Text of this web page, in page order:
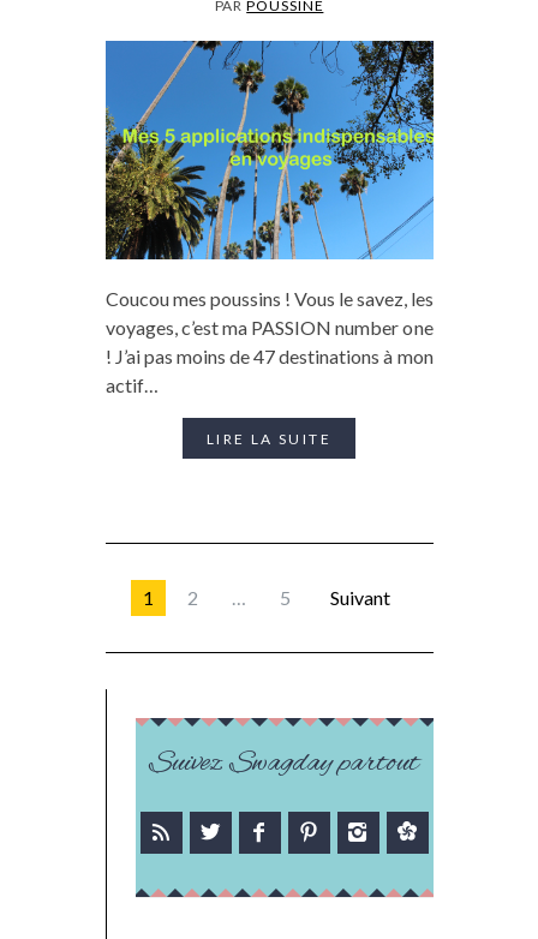
PARPOUSSINE
Coucou mes poussins ! Vous le savez, les
voyages, c’est ma PASSION number one
! J’ai pas moins de 47 destinations à mon
actif…
LIRE LA SUITE
1 2 … 5 Suivant
Suivez Swagday partout